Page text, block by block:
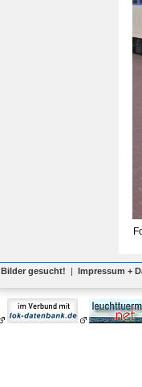
Bilder gesucht! | Impressum +